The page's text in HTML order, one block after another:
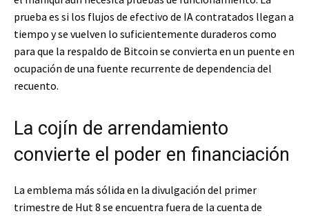
prueba es si los flujos de efectivo de IA contratados llegan a
tiempo y se vuelven lo suficientemente duraderos como
para que la respaldo de Bitcoin se convierta en un puente en
ocupación de una fuente recurrente de dependencia del
recuento.
La cojín de arrendamiento
convierte el poder en financiación
La emblema más sólida en la divulgación del primer
trimestre de Hut 8 se encuentra fuera de la cuenta de